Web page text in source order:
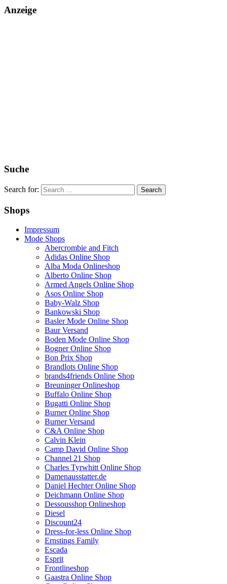
Anzeige
Suche
Search for:
Shops
Impressum
Mode Shops
Abercrombie and Fitch
Adidas Online Shop
Alba Moda Onlineshop
Alberto Online Shop
Armed Angels Online Shop
Asos Online Shop
Baby-Walz Shop
Bankowski Shop
Basler Mode Online Shop
Baur Versand
Boden Mode Online Shop
Bogner Online Shop
Bon Prix Shop
Brandlots Online Shop
brands4friends Online Shop
Breuninger Onlineshop
Buffalo Online Shop
Bugatti Online Shop
Burner Online Shop
Burner Versand
C&A Online Shop
Calvin Klein
Camp David Online Shop
Channel 21 Shop
Charles Tyrwhitt Online Shop
Damenausstatter.de
Daniel Hechter Online Shop
Deichmann Online Shop
Dessousshop Onlineshop
Diesel
Discount24
Dress-for-less Online Shop
Ernstings Family
Escada
Esprit
Frontlineshop
Gaastra Online Shop